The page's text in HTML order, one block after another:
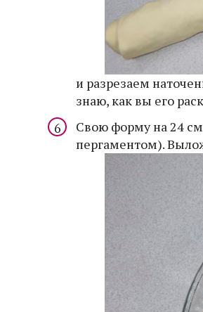
и разрезаем
знаю, как вы его
Свою форму на 24
пергаментом).